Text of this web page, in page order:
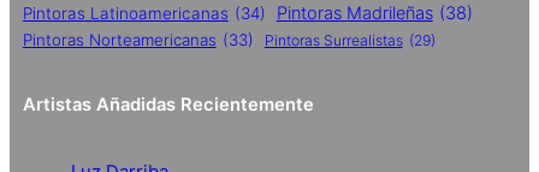
Pintoras Latinoamericanas (34) Pintoras Madrileñas (38)
Pintoras Norteamericanas (33) Pintoras Surrealistas (29)
Artistas Añadidas Recientemente